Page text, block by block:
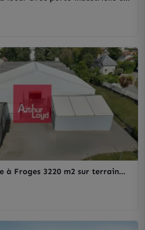
à Froges 3220 m2 sur terrain